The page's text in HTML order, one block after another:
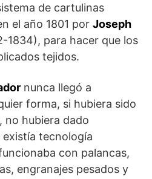
de cartulinas
el año 1801 por Joseph
1834), para hacer que los
tejidos.
nunca llegó a
forma, si hubiera sido
no hubiera dado
tecnología
con palancas,
engranajes pesados y